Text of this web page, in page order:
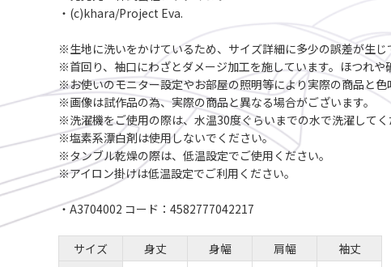
・(c)khara/Project Eva.
※生地に洗いをかけているため、サイズ詳細に多少の誤差が生じ
※首回り、袖口にわざとダメージ加工を施しています。ほつれや
※お使いのモニター設定やお部屋の照明等により実際の商品と色
※画像は試作品の為、実際の商品と異なる場合がございます。
※洗濯機をご使用の際は、水温30度ぐらいまでの水で洗濯してく
※塩素系漂白剤は使用しないでください。
※タンブル乾燥の際は、低温設定でご使用ください。
※アイロン掛けは低温設定でご利用ください。
・A3704002 コード：4582777042217
サイズ 身丈 身幅 肩幅
袖丈